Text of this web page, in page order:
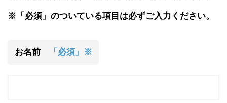
※「必須」のついている項目は必ずご入力ください。
お名前 「必須」※